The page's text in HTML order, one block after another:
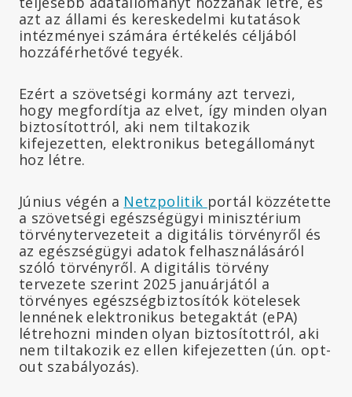
azt az állami és kereskedelmi kutatások
intézményei számára értékelés céljából
hozzáférhetővé tegyék.
Ezért a szövetségi kormány azt tervezi,
hogy megfordítja az elvet, így minden olyan
biztosítottról, aki nem tiltakozik
kifejezetten, elektronikus betegállományt
hoz létre.
Június végén a Netzpolitik portál közzétette
a szövetségi egészségügyi minisztérium
törvénytervezeteit a digitális törvényről és
az egészségügyi adatok felhasználásáról
szóló törvényről. A digitális törvény
tervezete szerint 2025 januárjától a
törvényes egészségbiztosítók kötelesek
lennének elektronikus betegaktát (ePA)
létrehozni minden olyan biztosítottról, aki
nem tiltakozik ez ellen kifejezetten (ún. opt-
out szabályozás).